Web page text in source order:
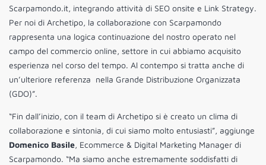
Scarpamondo.it, integrando attività di SEO onsite e Link Strategy.
Per noi di Archetipo, la collaborazione con Scarpamondo
rappresenta una logica continuazione del nostro operato nel
campo del commercio online, settore in cui abbiamo acquisito
esperienza nel corso del tempo. Al contempo si tratta anche di
un’ulteriore referenza nella Grande Distribuzione Organizzata
(GDO)”.
“Fin dall’inizio, con il team di Archetipo si è creato un clima di
collaborazione e sintonia, di cui siamo molto entusiasti”, aggiunge
Domenico Basile, Ecommerce & Digital Marketing Manager di
Scarpamondo. “Ma siamo anche estremamente soddisfatti di